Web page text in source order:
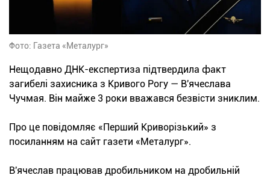
Фото: Газета «Металург»
Нещодавно ДНК-експертиза підтвердила факт
загибелі захисника з Кривого Рогу — В'ячеслава
Чучмая. Він майже 3 роки вважався безвісти зниклим.
Про це повідомляє «Перший Криворізький» з
посиланням на сайт газети «Металург».
В'ячеслав працював дробильником на дробильній